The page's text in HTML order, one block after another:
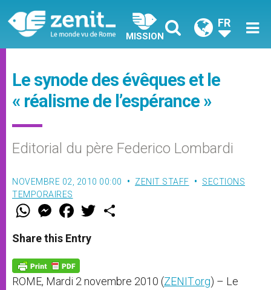
MISSION
FR
Le synode des évêques et le
« réalisme de l’espérance »
Editorial du père Federico Lombardi
NOVEMBRE 02, 2010 00:00 ZENIT STAFF
SECTIONS
TEMPORAIRES
W
t
s
p
p
M
e
s
e
g
e
r
F
a
e
b
o
k
w
Share this Entry
ROME, Mardi 2 novembre 2010 (ZENIT.org) – Le